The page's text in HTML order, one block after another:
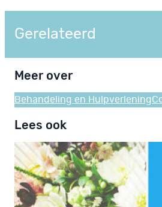
Gerelateerd
Meer over
Behandeling en Hulpverlening
Lees ook